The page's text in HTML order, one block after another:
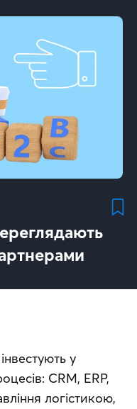
у
CRM, ERP,
логістикою,